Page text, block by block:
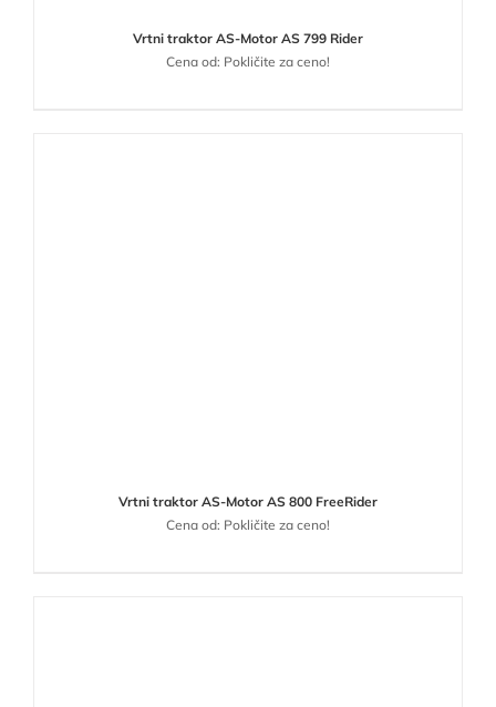
Vrtni traktor AS-Motor AS 799 Rider
Cena od: Pokličite za ceno!
Vrtni traktor AS-Motor AS 800 FreeRider
Cena od: Pokličite za ceno!